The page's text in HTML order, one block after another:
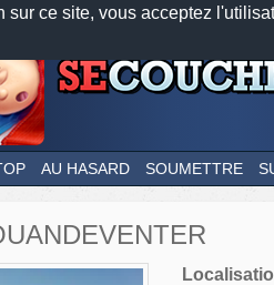
sur ce site, vous acceptez
AU HASARD SOUMETTRE